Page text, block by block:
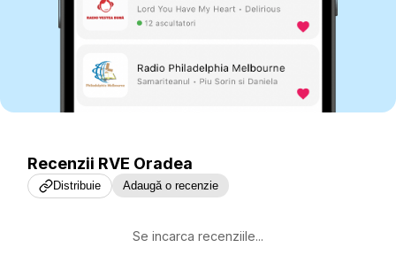
Recenzii RVE Oradea
Distribuie Adaugă o recenzie
Se incarca recenziile...